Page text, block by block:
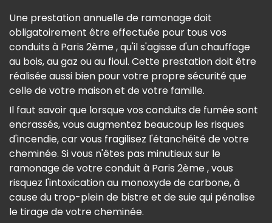
Une prestation annuelle de ramonage doit
obligatoirement être effectuée pour tous vos
conduits à Paris 2ème , qu'il s'agisse d'un chauffage
au bois, au gaz ou au fioul. Cette prestation doit être
réalisée aussi bien pour votre propre sécurité que
celle de votre maison et de votre famille.
Il faut savoir que lorsque vos conduits de fumée sont
encrassés, vous augmentez beaucoup les risques
d'incendie, car vous fragilisez l'étanchéité de votre
cheminée. Si vous n'êtes pas minutieux sur le
ramonage de votre conduit à Paris 2ème , vous
risquez l'intoxication au monoxyde de carbone, à
cause du trop-plein de bistre et de suie qui pénalise
le tirage de votre cheminée.